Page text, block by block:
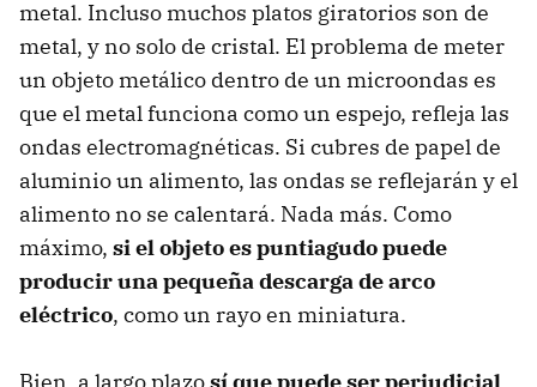
metal. Incluso muchos platos giratorios son de
metal, y no solo de cristal. El problema de meter
un objeto metálico dentro de un microondas es
que el metal funciona como un espejo, refleja las
ondas electromagnéticas. Si cubres de papel de
aluminio un alimento, las ondas se reflejarán y el
alimento no se calentará. Nada más. Como
máximo, si el objeto es puntiagudo puede
producir una pequeña descarga de arco
eléctrico, como un rayo en miniatura.
Bien, a largo plazosí que puede ser perjudicial